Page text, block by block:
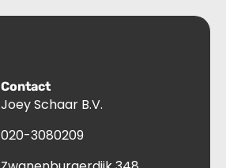
Contact
Joey Schaar B.V.
020-3080209